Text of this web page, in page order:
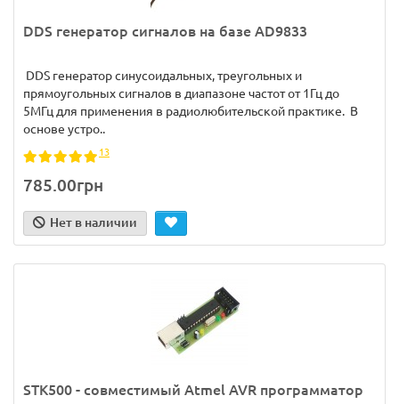
DDS генератор сигналов на базе AD9833
DDS генератор синусоидальных, треугольных и
прямоугольных сигналов в диапазоне частот от 1Гц до
5МГц для применения в радиолюбительской практике. В
основе устро..
13
785.00грн
Нет в наличии
STK500 - совместимый Atmel AVR программатор